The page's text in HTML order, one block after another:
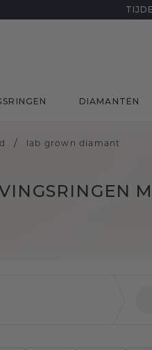
DIAMANTEN
/ lab grown diamant